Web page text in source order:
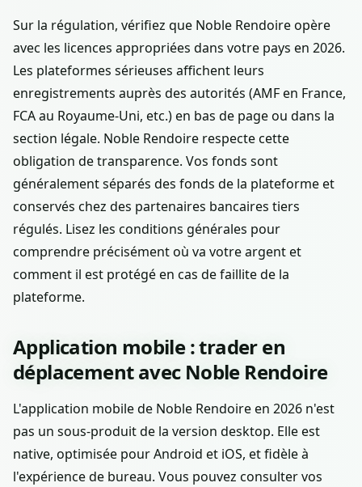
Sur la régulation, vérifiez que Noble Rendoire opère
avec les licences appropriées dans votre pays en 2026.
Les plateformes sérieuses affichent leurs
enregistrements auprès des autorités (AMF en France,
FCA au Royaume-Uni, etc.) en bas de page ou dans la
section légale. Noble Rendoire respecte cette
obligation de transparence. Vos fonds sont
généralement séparés des fonds de la plateforme et
conservés chez des partenaires bancaires tiers
régulés. Lisez les conditions générales pour
comprendre précisément où va votre argent et
comment il est protégé en cas de faillite de la
plateforme.
Application mobile : trader en
déplacement avec Noble Rendoire
L'application mobile de Noble Rendoire en 2026 n'est
pas un sous-produit de la version desktop. Elle est
native, optimisée pour Android et iOS, et fidèle à
l'expérience de bureau. Vous pouvez consulter vos